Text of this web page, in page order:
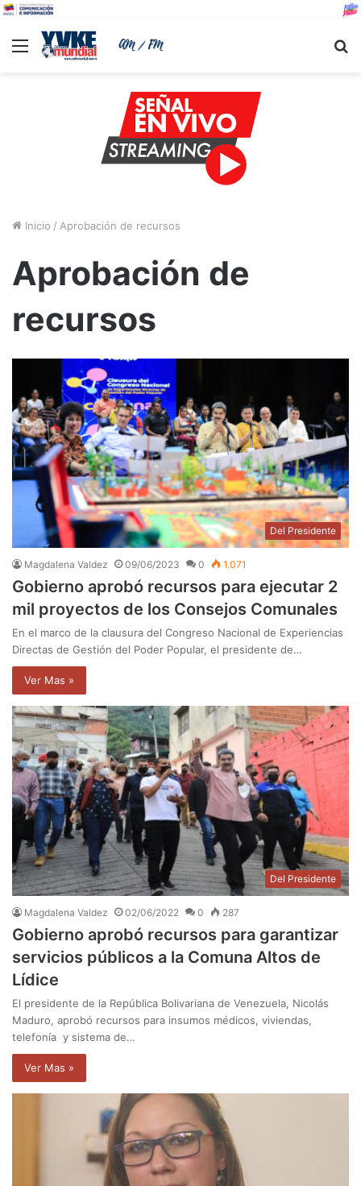
Menu
Inicio / Aprobación de recursos
Aprobación de
recursos
Del Presidente
Magdalena Valdez 09/06/2023 0 1.071
Gobierno aprobó recursos para ejecutar 2
mil proyectos de los Consejos Comunales
En el marco de la clausura del Congreso Nacional de Experiencias
Directas de Gestión del Poder Popular, el presidente de…
Ver Mas »
Del Presidente
Magdalena Valdez 02/06/2022 0 287
Gobierno aprobó recursos para garantizar
servicios públicos a la Comuna Altos de
Lídice
El presidente de la República Bolivariana de Venezuela, Nicolás
Maduro, aprobó recursos para insumos médicos, viviendas,
telefonía y sistema de…
Ver Mas »